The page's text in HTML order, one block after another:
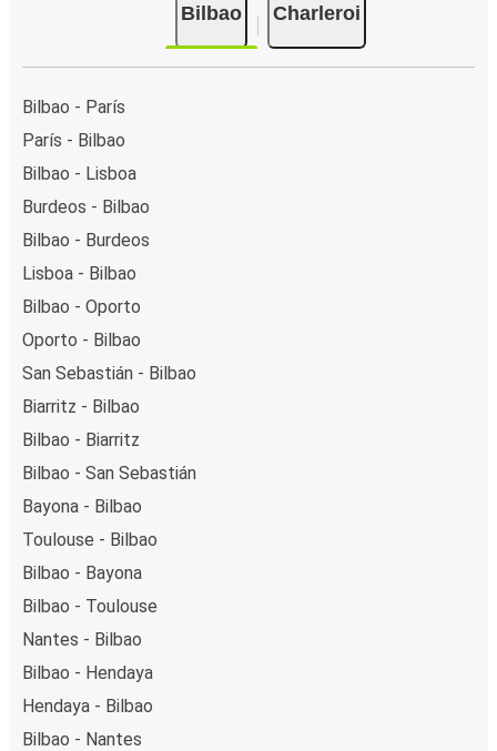
Bilbao Charleroi
Bilbao - París
París - Bilbao
Bilbao - Lisboa
Burdeos - Bilbao
Bilbao - Burdeos
Lisboa - Bilbao
Bilbao - Oporto
Oporto - Bilbao
San Sebastián - Bilbao
Biarritz - Bilbao
Bilbao - Biarritz
Bilbao - San Sebastián
Bayona - Bilbao
Toulouse - Bilbao
Bilbao - Bayona
Bilbao - Toulouse
Nantes - Bilbao
Bilbao - Hendaya
Hendaya - Bilbao
Bilbao - Nantes